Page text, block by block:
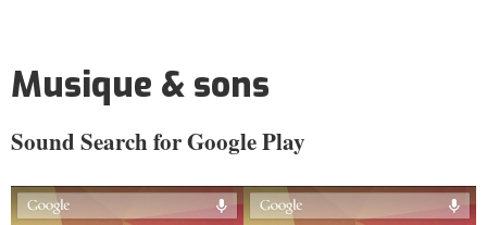
Musique & sons
Sound Search for Google Play